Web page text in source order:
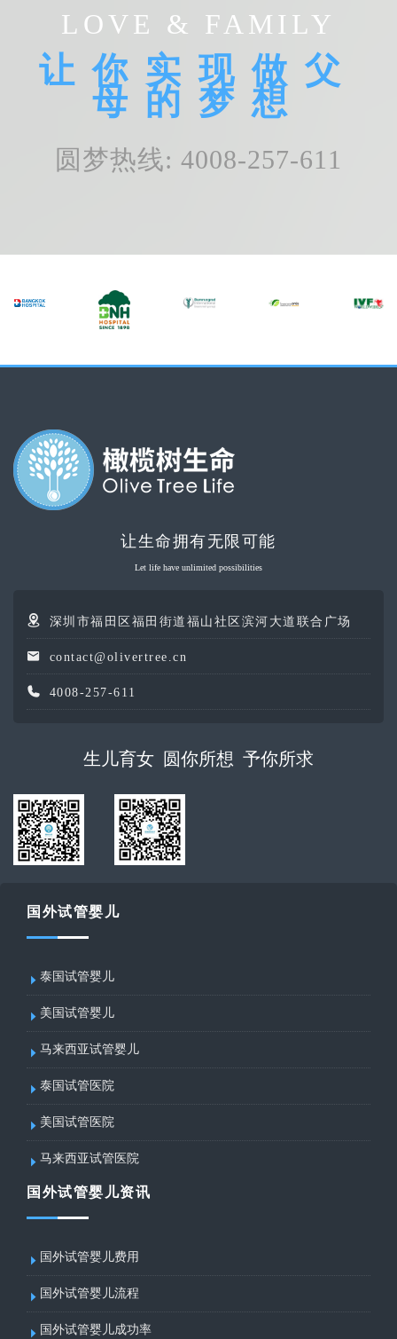
LOVE & FAMILY
让你实现做父
母的梦想
圆梦热线: 4008-257-611
让生命拥有无限可能
Let life have unlimited possibilities
深圳市福田区福田街道福山社区滨河大道联合广场
contact@olivertree.cn
4008-257-611
生儿育女 圆你所想 予你所求
国外试管婴儿
泰国试管婴儿
美国试管婴儿
马来西亚试管婴儿
泰国试管医院
美国试管医院
马来西亚试管医院
国外试管婴儿资讯
国外试管婴儿费用
国外试管婴儿流程
国外试管婴儿成功率